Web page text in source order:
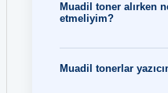
Muadil toner alırken
etmeliyim?
Muadil tonerlar